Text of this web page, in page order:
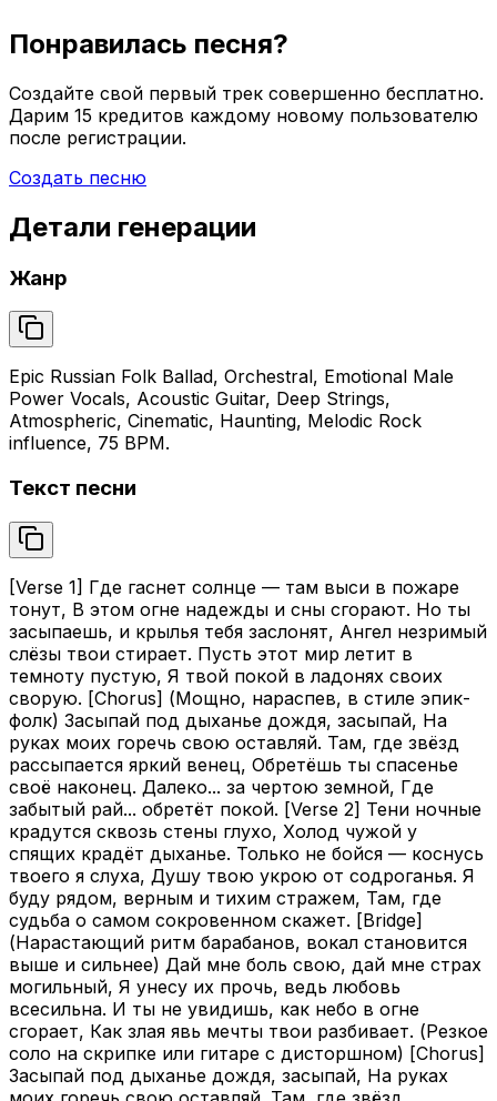
Понравилась песня?
Создайте свой первый трек совершенно бесплатно.
Дарим 15 кредитов каждому новому пользователю
после регистрации.
Создать песню
Детали генерации
Жанр
Epic Russian Folk Ballad, Orchestral, Emotional Male
Power Vocals, Acoustic Guitar, Deep Strings,
Atmospheric, Cinematic, Haunting, Melodic Rock
influence, 75 BPM.
Текст песни
[Verse 1] Где гаснет солнце — там выси в пожаре
тонут, В этом огне надежды и сны сгорают. Но ты
засыпаешь, и крылья тебя заслонят, Ангел незримый
слёзы твои стирает. Пусть этот мир летит в
темноту пустую, Я твой покой в ладонях своих
сворую. [Chorus] (Мощно, нараспев, в стиле эпик-
фолк) Засыпай под дыханье дождя, засыпай, На
руках моих горечь свою оставляй. Там, где звёзд
рассыпается яркий венец, Обретёшь ты спасенье
своё наконец. Далеко... за чертою земной, Где
забытый рай... обретёт покой. [Verse 2] Тени ночные
крадутся сквозь стены глухо, Холод чужой у
спящих крадёт дыханье. Только не бойся — коснусь
твоего я слуха, Душу твою укрою от содроганья. Я
буду рядом, верным и тихим стражем, Там, где
судьба о самом сокровенном скажет. [Bridge]
(Нарастающий ритм барабанов, вокал становится
выше и сильнее) Дай мне боль свою, дай мне страх
могильный, Я унесу их прочь, ведь любовь
всесильна. И ты не увидишь, как небо в огне
сгорает, Как злая явь мечты твои разбивает. (Резкое
соло на скрипке или гитаре с дисторшном) [Chorus]
Засыпай под дыханье дождя, засыпай, На руках